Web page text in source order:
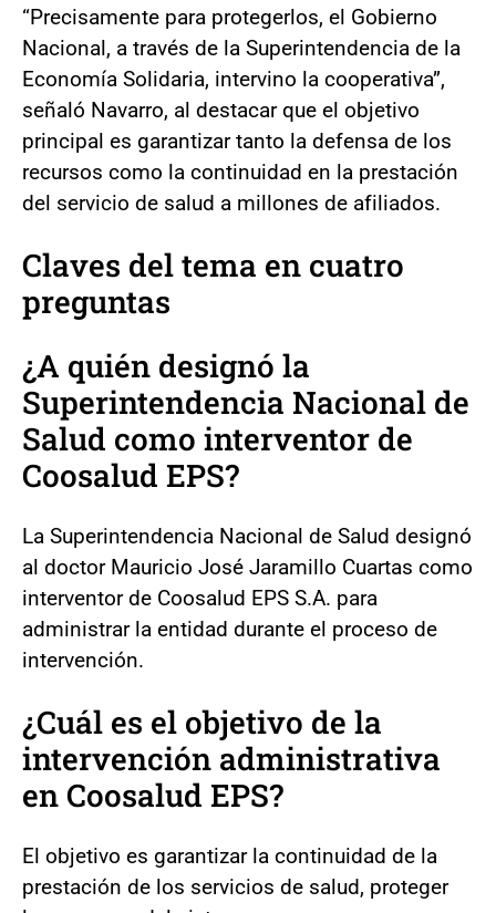
“Precisamente para protegerlos, el Gobierno
Nacional, a través de la Superintendencia de la
Economía Solidaria, intervino la cooperativa”,
señaló Navarro, al destacar que el objetivo
principal es garantizar tanto la defensa de los
recursos como la continuidad en la prestación
del servicio de salud a millones de afiliados.
Claves del tema en cuatro
preguntas
¿A quién designó la
Superintendencia Nacional de
Salud como interventor de
Coosalud EPS?
La Superintendencia Nacional de Salud designó
al doctor Mauricio José Jaramillo Cuartas como
interventor de Coosalud EPS S.A. para
administrar la entidad durante el proceso de
intervención.
¿Cuál es el objetivo de la
intervención administrativa
en Coosalud EPS?
El objetivo es garantizar la continuidad de la
prestación de los servicios de salud, proteger